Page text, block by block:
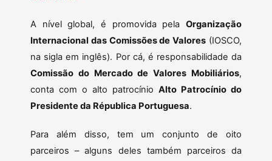
A nível global, é promovida pela Organização
Internacional das Comissões de Valores (IOSCO,
na sigla em inglês). Por cá, é responsabilidade da
Comissão do Mercado de Valores Mobiliários,
conta com o alto patrocínio Alto Patrocínio do
Presidente da Républica Portuguesa.
Para além disso, tem um conjunto de oito
parceiros – alguns deles também parceiros da